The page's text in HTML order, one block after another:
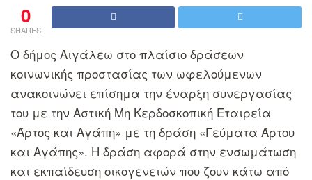
0
SHARES
Ο δήμος Αιγάλεω στο πλαίσιο δράσεων
κοινωνικής προστασίας των ωφελούμενων
ανακοινώνει επίσημα την έναρξη συνεργασίας
του με την Αστική Μη Κερδοσκοπική Εταιρεία
«Άρτος και Αγάπη» με τη δράση «Γεύματα Άρτου
και Αγάπης». Η δράση αφορά στην ενσωμάτωση
και εκπαίδευση οικογενειών που ζουν κάτω από